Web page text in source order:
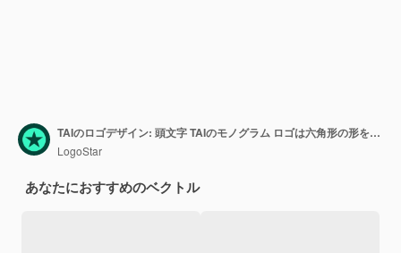
TAIのロゴデザイン: 頭文字 TAIのモノグラム ロゴは六角形の形を用いる
LogoStar
あなたにおすすめのベクトル